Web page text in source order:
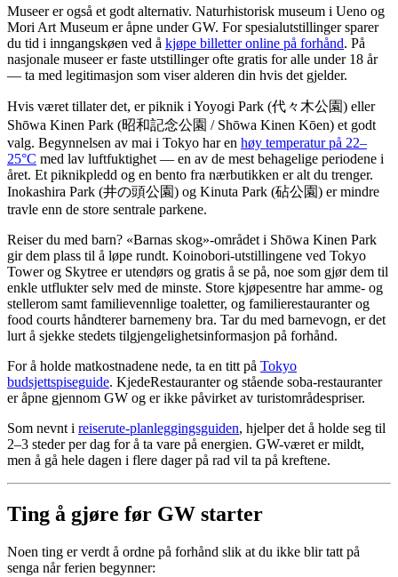
Museer er også et godt alternativ. Naturhistorisk museum i Ueno og
Mori Art Museum er åpne under GW. For spesialutstillinger sparer
du tid i inngangskøen ved å kjøpe billetter online på forhånd. På
nasjonale museer er faste utstillinger ofte gratis for alle under 18 år
— ta med legitimasjon som viser alderen din hvis det gjelder.
Hvis været tillater det, er piknik i Yoyogi Park (代々木公園) eller
Shōwa Kinen Park (昭和記念公園 / Shōwa Kinen Kōen) et godt
valg. Begynnelsen av mai i Tokyo har en høy temperatur på 22–
25°C med lav luftfuktighet — en av de mest behagelige periodene i
året. Et piknikpledd og en bento fra nærbutikken er alt du trenger.
Inokashira Park (井の頭公園) og Kinuta Park (砧公園) er mindre
travle enn de store sentrale parkene.
Reiser du med barn? «Barnas skog»-området i Shōwa Kinen Park
gir dem plass til å løpe rundt. Koinobori-utstillingene ved Tokyo
Tower og Skytree er utendørs og gratis å se på, noe som gjør dem til
enkle utflukter selv med de minste. Store kjøpesentre har amme- og
stellerom samt familievennlige toaletter, og familierestauranter og
food courts håndterer barnemeny bra. Tar du med barnevogn, er det
lurt å sjekke stedets tilgjengelighetsinformasjon på forhånd.
For å holde matkostnadene nede, ta en titt på Tokyo
budsjettspiseguide. KjedeRestauranter og stående soba-restauranter
er åpne gjennom GW og er ikke påvirket av turistområdespriser.
Som nevnt i reiserute-planleggingsguiden, hjelper det å holde seg til
2–3 steder per dag for å ta vare på energien. GW-været er mildt,
men å gå hele dagen i flere dager på rad vil ta på kreftene.
Ting å gjøre før GW starter
Noen ting er verdt å ordne på forhånd slik at du ikke blir tatt på
senga når ferien begynner: